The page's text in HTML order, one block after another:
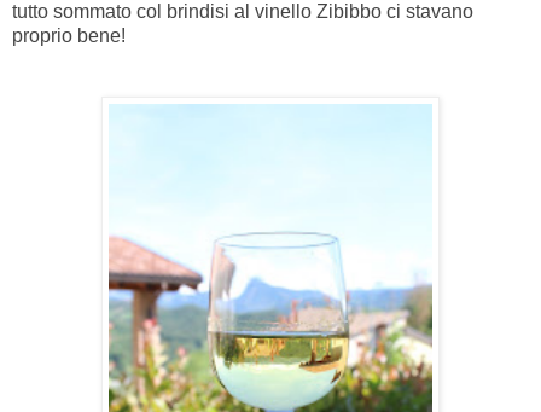
tutto sommato col brindisi al vinello Zibibbo ci stavano
proprio bene!